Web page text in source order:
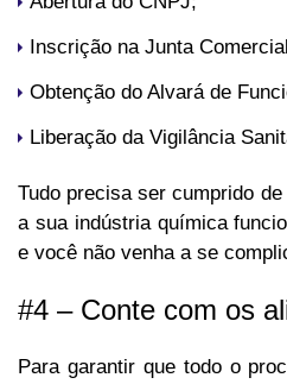
Inscrição na Junta
Obtenção do Alvará de
Liberação da Vigilância
Tudo precisa ser cumprido
a sua indústria química
e você não venha a se
#4 – Conte com os
Para garantir que todo o